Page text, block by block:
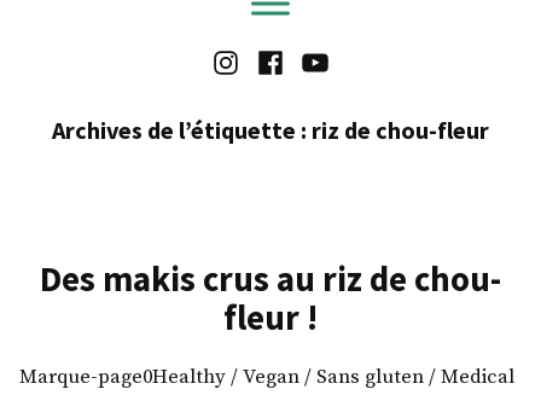
Instagram
FacebookYoutube
Archives de l’étiquette : riz de chou-fleur
Des makis crus au riz de chou-
fleur !
Marque-page0Healthy / Vegan / Sans gluten / Medical